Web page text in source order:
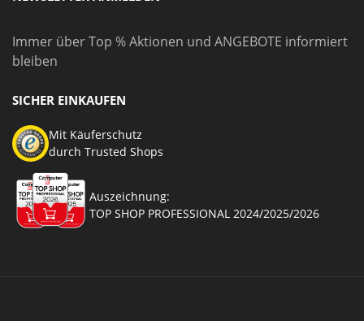
Immer über Top % Aktionen und ANGEBOTE informiert
bleiben
SICHER EINKAUFEN
Mit Käuferschutz
durch Trusted Shops
Auszeichnung:
TOP SHOP PROFESSIONAL 2024/2025/2026